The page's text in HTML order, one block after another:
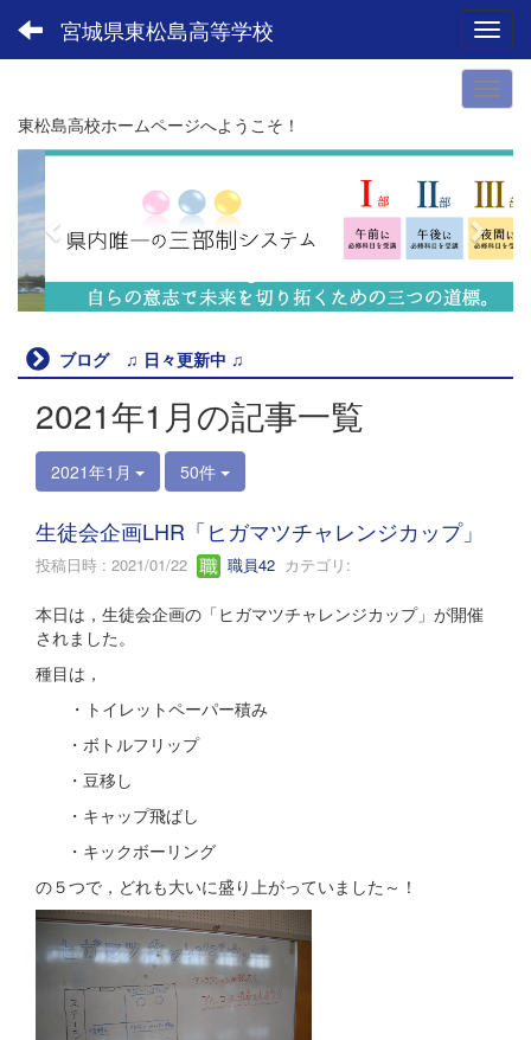
宮城県東松島高等学校
東松島高校ホームページへようこそ！
p
e
u
n
e
x
t
ブログ ♫ 日々更新中 ♫
2021年1月の記事一覧
2021年1月 50件
生徒会企画LHR「ヒガマツチャレンジカップ」
投稿日時 : 2021/01/22 職員42 カテゴリ:
本日は，生徒会企画の「ヒガマツチャレンジカップ」が開催
されました。
種目は，
・トイレットペーパー積み
・ボトルフリップ
・豆移し
・キャップ飛ばし
・キックボーリング
の５つで，どれも大いに盛り上がっていました～！